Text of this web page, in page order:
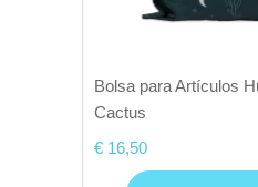
Bolsa para Artículos
Cactus
€ 16,50